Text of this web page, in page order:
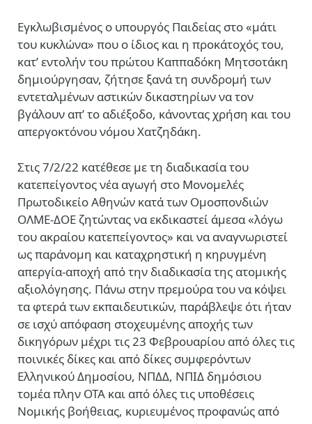
Εγκλωβισμένος ο υπουργός Παιδείας στο «μάτι
του κυκλώνα» που ο ίδιος και η προκάτοχός του,
κατ’ εντολήν του πρώτου Καππαδόκη Μητσοτάκη
δημιούργησαν, ζήτησε ξανά τη συνδρομή των
εντεταλμένων αστικών δικαστηρίων να τον
βγάλουν απ’ το αδιέξοδο, κάνοντας χρήση και του
απεργοκτόνου νόμου Χατζηδάκη.
Στις 7/2/22 κατέθεσε με τη διαδικασία του
κατεπείγοντος νέα αγωγή στο Μονομελές
Πρωτοδικείο Αθηνών κατά των Ομοσπονδιών
ΟΛΜΕ-ΔΟΕ ζητώντας να εκδικαστεί άμεσα «λόγω
του ακραίου κατεπείγοντος» και να αναγνωριστεί
ως παράνομη και καταχρηστική η κηρυγμένη
απεργία-αποχή από την διαδικασία της ατομικής
αξιολόγησης. Πάνω στην πρεμούρα του να κόψει
τα φτερά των εκπαιδευτικών, παράβλεψε ότι ήταν
σε ισχύ απόφαση στοχευμένης αποχής των
δικηγόρων μέχρι τις 23 Φεβρουαρίου από όλες τις
ποινικές δίκες και από δίκες συμφερόντων
Ελληνικού Δημοσίου, ΝΠΔΔ, ΝΠΙΔ δημόσιου
τομέα πλην ΟΤΑ και από όλες τις υποθέσεις
Νομικής βοήθειας, κυριευμένος προφανώς από